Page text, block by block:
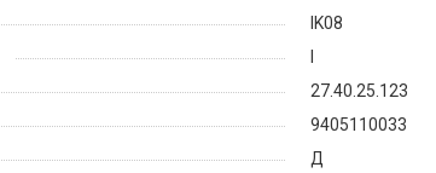
IK08
27.40.25.123
9405110033
Д